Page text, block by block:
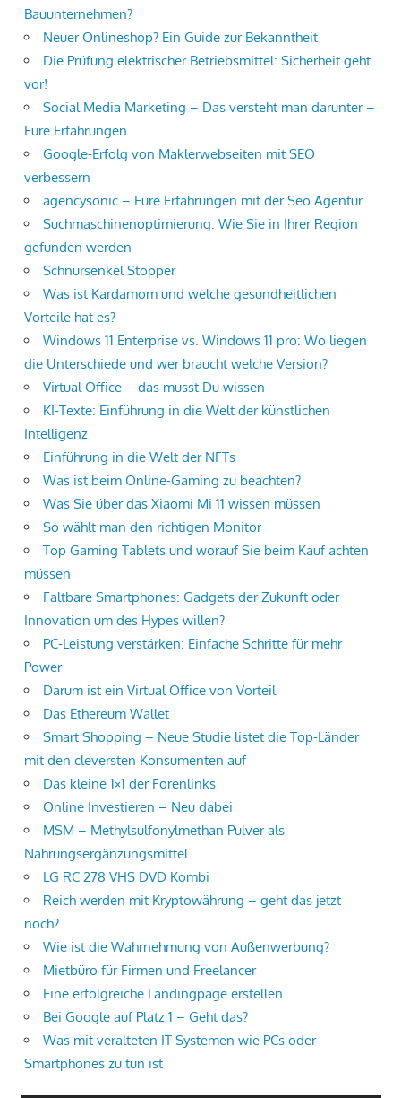
Bauunternehmen?
Neuer Onlineshop? Ein Guide zur Bekanntheit
Die Prüfung elektrischer Betriebsmittel: Sicherheit geht
vor!
Social Media Marketing – Das versteht man darunter –
Eure Erfahrungen
Google-Erfolg von Maklerwebseiten mit SEO
verbessern
agencysonic – Eure Erfahrungen mit der Seo Agentur
Suchmaschinenoptimierung: Wie Sie in Ihrer Region
gefunden werden
Schnürsenkel Stopper
Was ist Kardamom und welche gesundheitlichen
Vorteile hat es?
Windows 11 Enterprise vs. Windows 11 pro: Wo liegen
die Unterschiede und wer braucht welche Version?
Virtual Office – das musst Du wissen
KI-Texte: Einführung in die Welt der künstlichen
Intelligenz
Einführung in die Welt der NFTs
Was ist beim Online-Gaming zu beachten?
Was Sie über das Xiaomi Mi 11 wissen müssen
So wählt man den richtigen Monitor
Top Gaming Tablets und worauf Sie beim Kauf achten
müssen
Faltbare Smartphones: Gadgets der Zukunft oder
Innovation um des Hypes willen?
PC-Leistung verstärken: Einfache Schritte für mehr
Power
Darum ist ein Virtual Office von Vorteil
Das Ethereum Wallet
Smart Shopping – Neue Studie listet die Top-Länder
mit den cleversten Konsumenten auf
Das kleine 1×1 der Forenlinks
Online Investieren – Neu dabei
MSM – Methylsulfonylmethan Pulver als
Nahrungsergänzungsmittel
LG RC 278 VHS DVD Kombi
Reich werden mit Kryptowährung – geht das jetzt
noch?
Wie ist die Wahrnehmung von Außenwerbung?
Mietbüro für Firmen und Freelancer
Eine erfolgreiche Landingpage erstellen
Bei Google auf Platz 1 – Geht das?
Was mit veralteten IT Systemen wie PCs oder
Smartphones zu tun ist